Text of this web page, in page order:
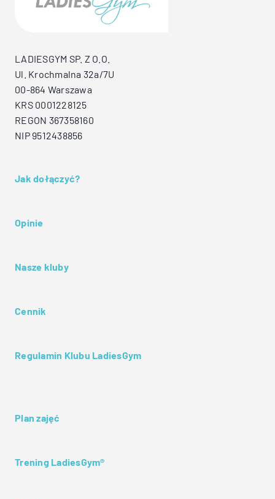
LADIESGYM SP. Z O.O.
Ul. Krochmalna 32a/7U
00-864 Warszawa
KRS 0001228125
REGON 367358160
NIP 9512438856
Jak dołączyć?
Opinie
Nasze kluby
Cennik
Regulamin Klubu LadiesGym
Plan zajęć
Trening LadiesGym®